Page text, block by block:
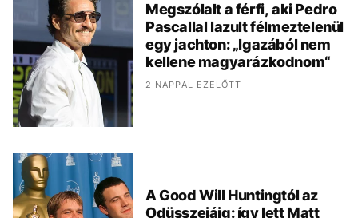
Megszólalt a férfi, aki Pedro
Pascallal lazult félmeztelenül
egy jachton: „Igazából nem
kellene magyarázkodnom“
2 NAPPAL EZELŐTT
A Good Will Huntingtól az
Odüsszeiáig: így lett Matt